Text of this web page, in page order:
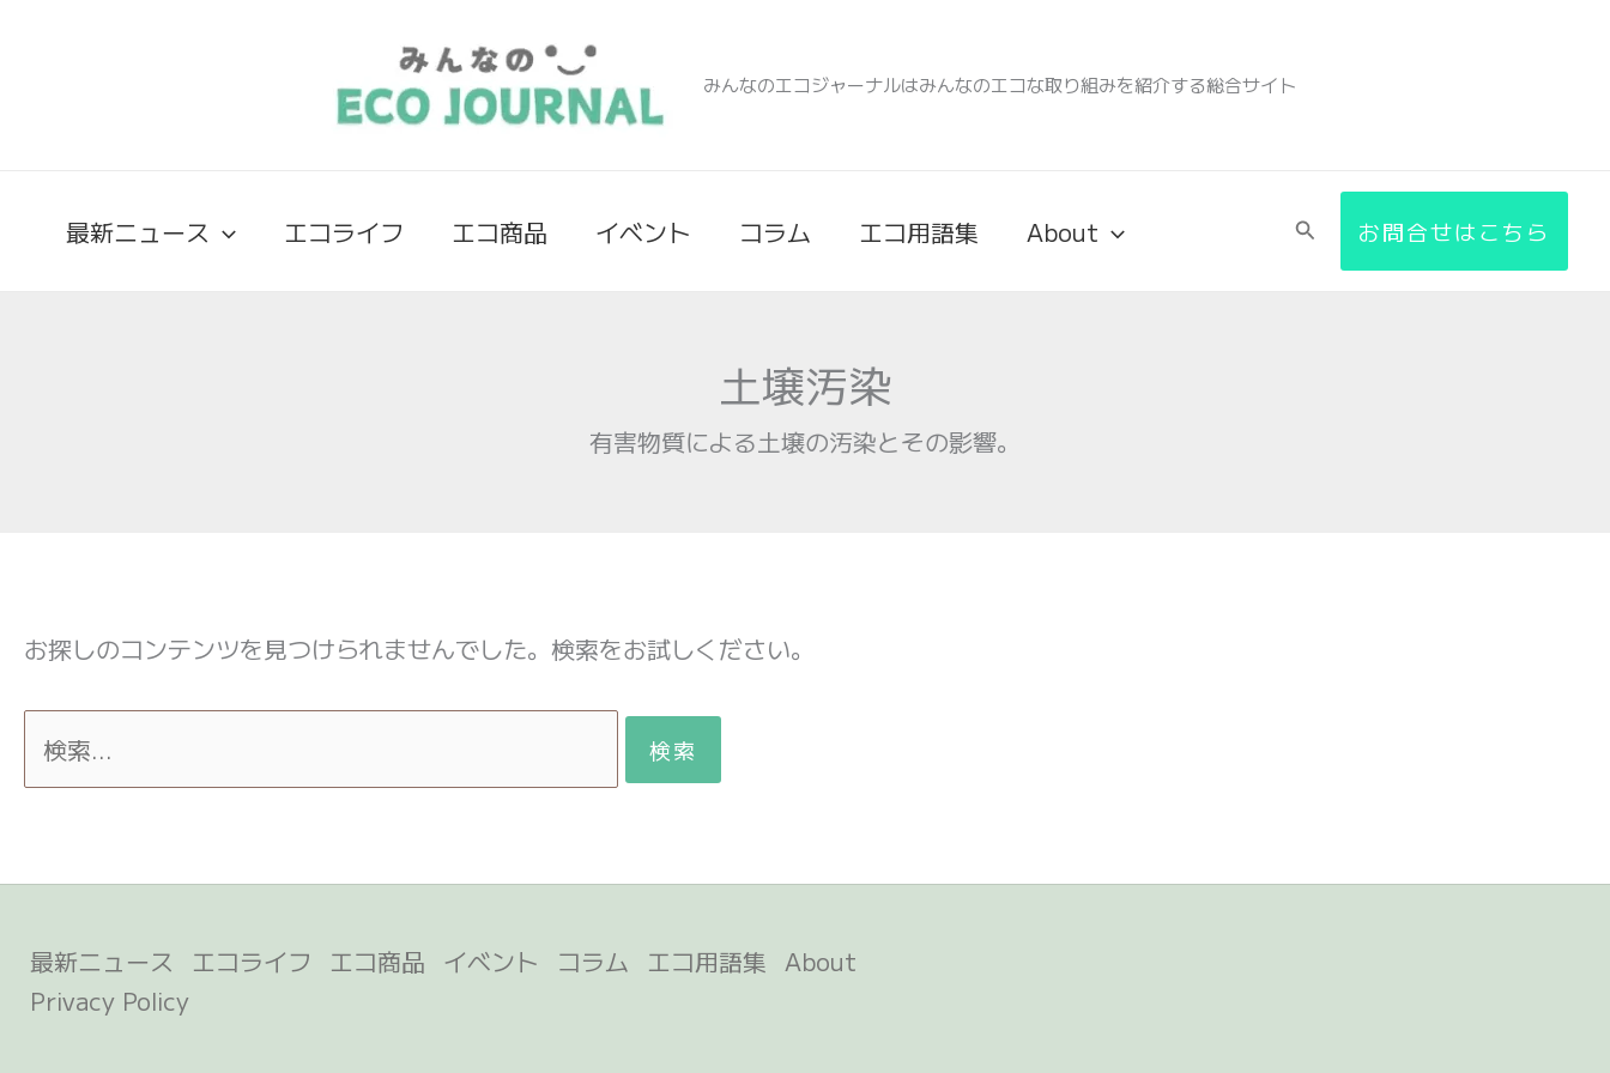
みんなのエコジャーナルはみんなのエコな取り組みを紹介する総合サイト
最新ニュース エコライフ エコ商品 イベント コラム エコ用語集 About
検
お問合せはこちら
土壌汚染
有害物質による土壌の汚染とその影響。
お探しのコンテンツを見つけられませんでした。検索をお試しください。
最新ニュース エコライフ エコ商品 イベント コラム エコ用語集 About
Privacy Policy